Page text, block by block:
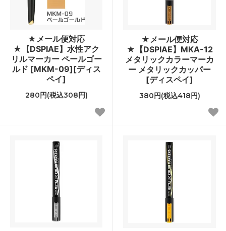
★メール便対応
★【DSPIAE】水性アク
リルマーカー ペールゴー
ルド [MKM-09][ディス
ペイ]
280円(税込308円)
★メール便対応
★【DSPIAE】MKA-12
メタリックカラーマーカ
ー メタリックカッパー
[ディスペイ]
380円(税込418円)